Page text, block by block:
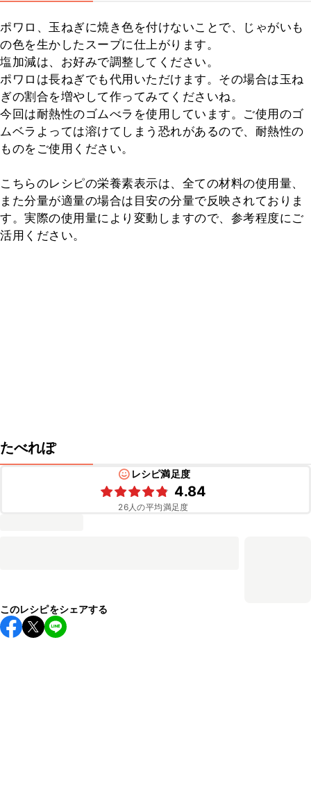
ポワロ、玉ねぎに焼き色を付けないことで、じゃがいも
の色を生かしたスープに仕上がります。
塩加減は、お好みで調整してください。
ポワロは長ねぎでも代用いただけます。その場合は玉ね
ぎの割合を増やして作ってみてくださいね。
今回は耐熱性のゴムべラを使用しています。ご使用のゴ
ムベラよっては溶けてしまう恐れがあるので、耐熱性の
ものをご使用ください。
こちらのレシピの栄養素表示は、全ての材料の使用量、
また分量が適量の場合は目安の分量で反映されておりま
す。実際の使用量により変動しますので、参考程度にご
活用ください。
たべれぽ
レシピ満足度
4.84
26人の平均満足度
このレシピをシェアする